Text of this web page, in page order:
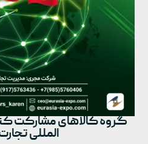
گروه کالاهای مشارکت
المللی